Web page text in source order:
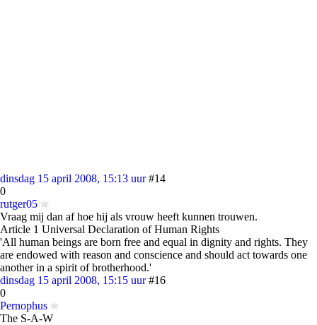
dinsdag 15 april 2008, 15:13 uur #14
0
rutger05
Vraag mij dan af hoe hij als vrouw heeft kunnen trouwen.
Article 1 Universal Declaration of Human Rights
'All human beings are born free and equal in dignity and rights. They
are endowed with reason and conscience and should act towards one
another in a spirit of brotherhood.'
dinsdag 15 april 2008, 15:15 uur #16
0
Pernophus
The S-A-W